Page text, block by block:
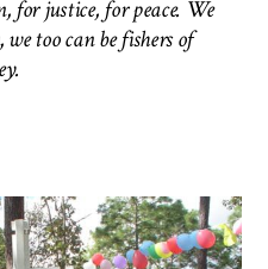
for justice, for peace. We
too can be fishers of